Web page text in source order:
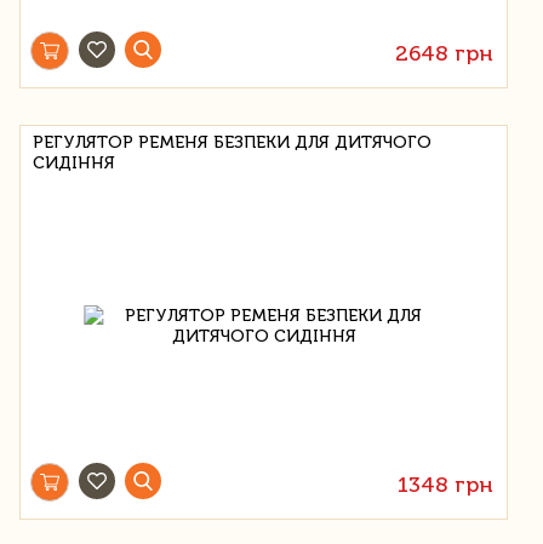
2648 грн
РЕГУЛЯТОР РЕМЕНЯ БЕЗПЕКИ ДЛЯ ДИТЯЧОГО
СИДІННЯ
1348 грн